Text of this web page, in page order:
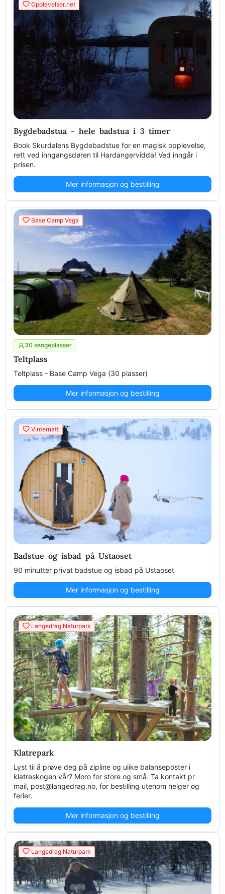
Opplevelser.net
Bygdebadstua - hele badstua i 3 timer
Book Skurdalens Bygdebadstue for en magisk opplevelse,
rett ved inngangsdøren til Hardangervidda! Ved inngår i
prisen.
Mer informasjon og bestilling
Base Camp Vega
30 sengeplasser
Teltplass
Teltplass - Base Camp Vega (30 plasser)
Mer informasjon og bestilling
Vinternatt
Badstue og isbad på Ustaoset
90 minutter privat badstue og isbad på Ustaoset
Mer informasjon og bestilling
Langedrag Naturpark
Klatrepark
Lyst til å prøve deg på zipline og ulike balanseposter i
klatreskogen vår? Moro for store og små. Ta kontakt pr
mail, post@langedrag.no, for bestilling utenom helger og
ferier.
Mer informasjon og bestilling
Langedrag Naturpark